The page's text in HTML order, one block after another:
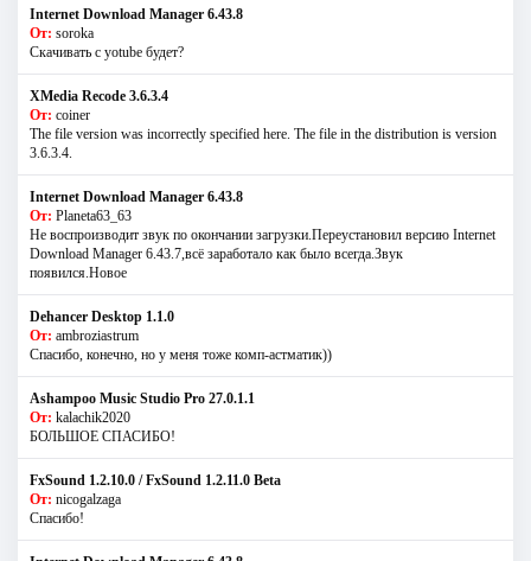
Internet Download Manager 6.43.8
От: soroka
Скачивать с yotube будет?
XMedia Recode 3.6.3.4
От: coiner
The file version was incorrectly specified here. The file in the distribution is version
3.6.3.4.
Internet Download Manager 6.43.8
От: Planeta63_63
Не воспроизводит звук по окончании загрузки.Переустановил версию Internet
Download Manager 6.43.7,всё заработало как было всегда.Звук
появился.Новое
Dehancer Desktop 1.1.0
От: ambroziastrum
Спасибо, конечно, но у меня тоже комп-астматик))
Ashampoo Music Studio Pro 27.0.1.1
От: kalachik2020
БОЛЬШОЕ СПАСИБО!
FxSound 1.2.10.0 / FxSound 1.2.11.0 Beta
От: nicogalzaga
Спасибо!